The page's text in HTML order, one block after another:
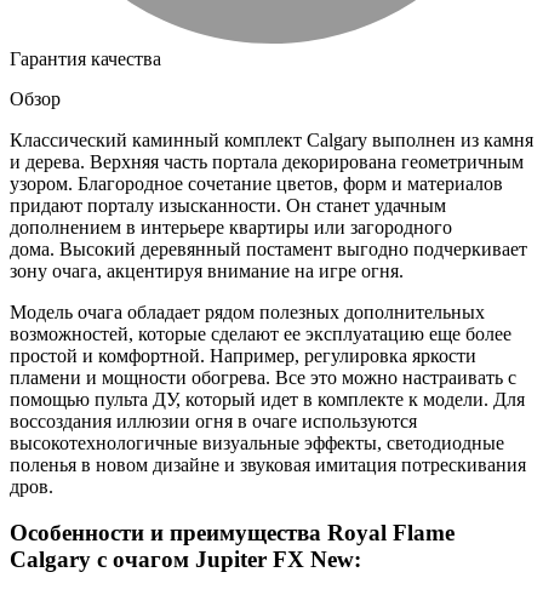
Гарантия качества
Обзор
Классический каминный комплект Calgary выполнен из камня
и дерева. Верхняя часть портала декорирована геометричным
узором. Благородное сочетание цветов, форм и материалов
придают порталу изысканности. Он станет удачным
дополнением в интерьере квартиры или загородного
дома. Высокий деревянный постамент выгодно подчеркивает
зону очага, акцентируя внимание на игре огня.
Модель очага обладает рядом полезных дополнительных
возможностей, которые сделают ее эксплуатацию еще более
простой и комфортной. Например, регулировка яркости
пламени и мощности обогрева. Все это можно настраивать с
помощью пульта ДУ, который идет в комплекте к модели. Для
воссоздания иллюзии огня в очаге используются
высокотехнологичные визуальные эффекты, светодиодные
поленья в новом дизайне и звуковая имитация потрескивания
дров.
Особенности и преимущества Royal Flame
Calgary c очагом Jupiter FX New: